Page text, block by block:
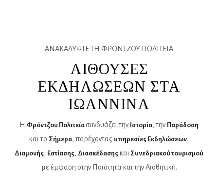
ΑΝΑΚΑΛΥΨΤΕ ΤΗ ΦΡΟΝΤΖΟΥ ΠΟΛΙΤΕΙΑ
ΑΙΘΟΥΣΕΣ
ΕΚΔΗΛΩΣΕΩΝ ΣΤΑ
ΙΩΑΝΝΙΝΑ
Η Φρόντζου Πολιτεία συνδυάζει την Ιστορία, την Παράδοση
και το Σήμερα, παρέχοντας υπηρεσίες Εκδηλώσεων,
Διαμονής, Εστίασης, Διασκέδασης και Συνεδριακού τουρισμού
με έμφαση στην Ποιότητα και την Αισθητική.